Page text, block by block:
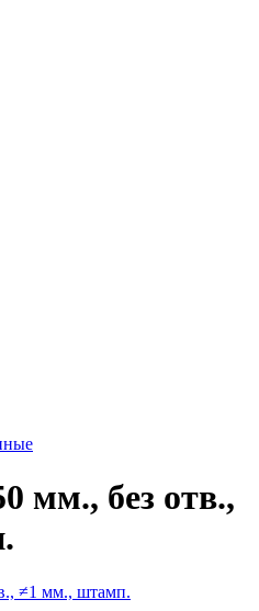
мм., без отв.,